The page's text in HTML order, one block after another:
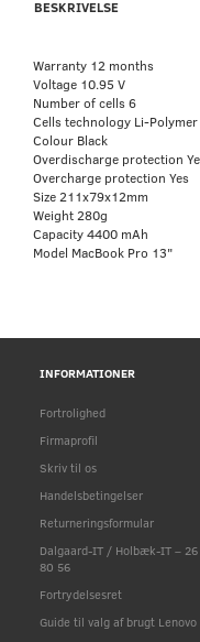
BESKRIVELSE
Warranty 12 months
Voltage 10.95 V
Number of cells 6
Cells technology Li-Polymer
Colour Black
Overdischarge protection
Overcharge protection Yes
Size 211x79x12mm
Weight 280g
Capacity 4400 mAh
Model MacBook Pro 13"
INFORMATIONER
Fortrolighed
Firmaprofil
Skriv til os
Handelsbetingelser
Returneringsformular
Dalgaard-IT / Holbæk-IT – 26
80 56
Fortrydelsesret
Guide til valg af brugt Lenovo